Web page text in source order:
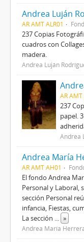
Andrea Luján
AR AMT ALR01
237 Copias
cuadros con
madera.
Andrea Luján
AR AMT
237
papel.
Andrea
Andrea María
AR AMT AH01
El fondo Andrea
Personal y Laboral,
sección Personal
infancia, Fiestas,
La sección ... »
Andrea María